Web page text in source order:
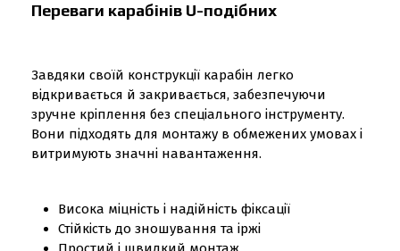
Переваги карабінів U-подібних
Завдяки своїй конструкції карабін легко
відкривається й закривається, забезпечуючи
зручне кріплення без спеціального інструменту.
Вони підходять для монтажу в обмежених умовах і
витримують значні навантаження.
Висока міцність і надійність фіксації
Стійкість до зношування та іржі